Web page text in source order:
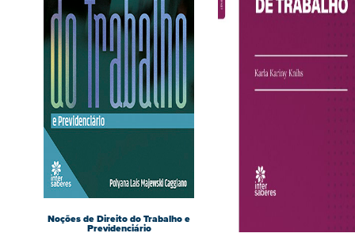
Noções de Direito do Trabalho e
Previdenciário